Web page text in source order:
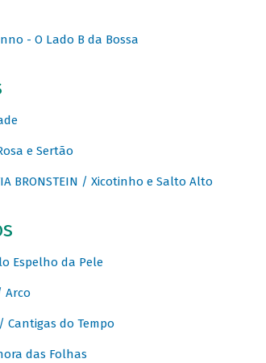
- O Lado B da Bossa
e Sertão
BRONSTEIN / Xicotinho e Salto Alto
Espelho da Pele
Arco
/ Cantigas do Tempo
das Folhas